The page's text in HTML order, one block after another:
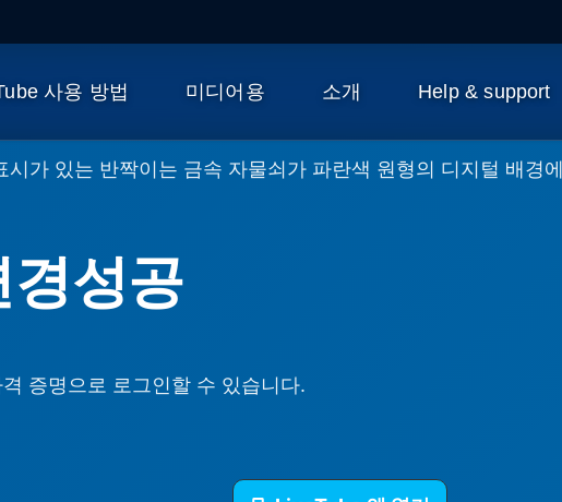
사용 방법 미디어용 소개 Help & support
경성공
증명으로 로그인할 수 있습니다.